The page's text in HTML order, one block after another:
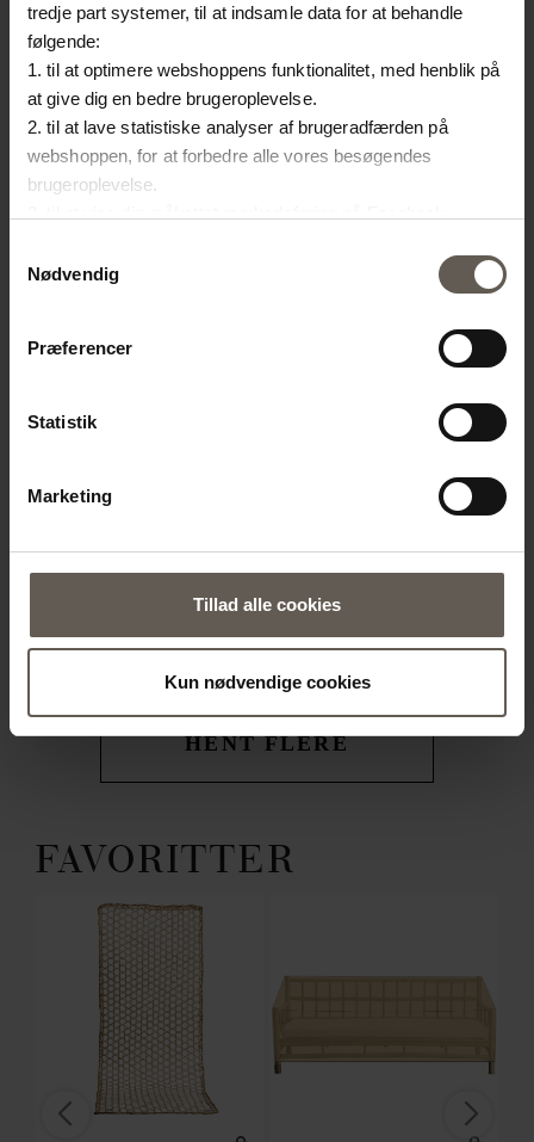
tredje part systemer, til at indsamle data for at behandle
følgende:
1. til at optimere webshoppens funktionalitet, med henblik på
at give dig en bedre brugeroplevelse.
2. til at lave statistiske analyser af brugeradfærden på
webshoppen, for at forbedre alle vores besøgendes
brugeroplevelse.
Hvis du vil vide mere om hvordan cookies bliver delt og
brugt er du velkommen til at trykke på "Detaljer". Du kan til
enhver tid ændre eller trække dit samtykke tilbage ved at
trykke på ikonet i bunden af venstre hjørne.
Nødvendig
Præferencer
Statistik
Marketing
Tillad alle cookies
Kun nødvendige cookies
HYNDE
2720.00 kr. 6000.00 kr.
BAMBUS BORD |
SAMMENKLAPPELIG | 80
TABURET | BAMBUS | 70
CM
HENT FLERE
FAVORITTER